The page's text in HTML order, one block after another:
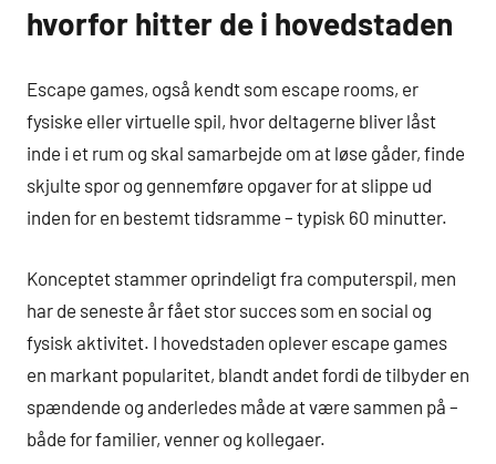
hvorfor hitter de i hovedstaden
Escape games, også kendt som escape rooms, er
fysiske eller virtuelle spil, hvor deltagerne bliver låst
inde i et rum og skal samarbejde om at løse gåder, finde
skjulte spor og gennemføre opgaver for at slippe ud
inden for en bestemt tidsramme – typisk 60 minutter.
Konceptet stammer oprindeligt fra computerspil, men
har de seneste år fået stor succes som en social og
fysisk aktivitet. I hovedstaden oplever escape games
en markant popularitet, blandt andet fordi de tilbyder en
spændende og anderledes måde at være sammen på –
både for familier, venner og kollegaer.